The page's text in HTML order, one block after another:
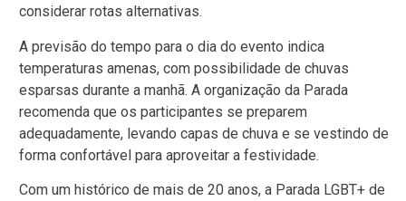
considerar rotas alternativas.
A previsão do tempo para o dia do evento indica
temperaturas amenas, com possibilidade de chuvas
esparsas durante a manhã. A organização da Parada
recomenda que os participantes se preparem
adequadamente, levando capas de chuva e se vestindo de
forma confortável para aproveitar a festividade.
Com um histórico de mais de 20 anos, a Parada LGBT+ de